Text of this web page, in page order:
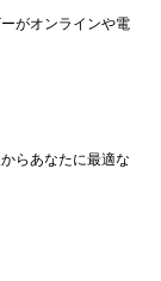
がオンラインや電
らあなたに最適な